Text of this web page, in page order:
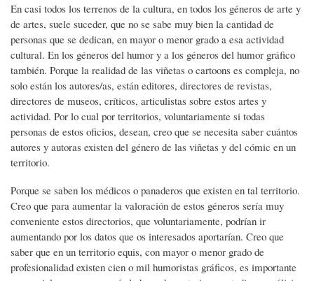
En casi todos los terrenos de la cultura, en todos los géneros de arte y
de artes, suele suceder, que no se sabe muy bien la cantidad de
personas que se dedican, en mayor o menor grado a esa actividad
cultural. En los géneros del humor y a los géneros del humor gráfico
también. Porque la realidad de las viñetas o cartoons es compleja, no
solo están los autores/as, están editores, directores de revistas,
directores de museos, críticos, articulistas sobre estos artes y
actividad. Por lo cual por territorios, voluntariamente si todas
personas de estos oficios, desean, creo que se necesita saber cuántos
autores y autoras existen del género de las viñetas y del cómic en un
territorio.
Porque se saben los médicos o panaderos que existen en tal territorio.
Creo que para aumentar la valoración de estos géneros sería muy
conveniente estos directorios, que voluntariamente, podrían ir
aumentando por los datos que os interesados aportarían. Creo que
saber que en un territorio equis, con mayor o menor grado de
profesionalidad existen cien o mil humoristas gráficos, es importante